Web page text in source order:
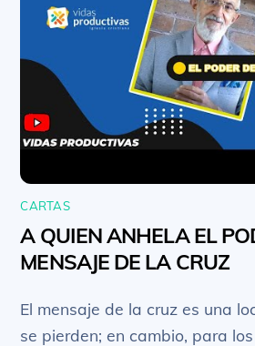
CARTAS
A QUIEN ANHELA EL
MENSAJE DE LA CRUZ
El mensaje de la cruz es una
se pierden; en cambio, para